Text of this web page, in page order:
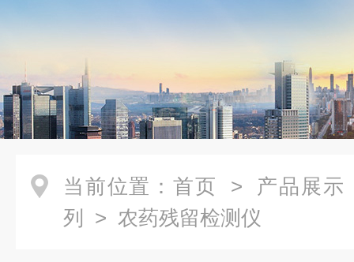
当前位置： 首页 > 产品展示
列
> 农药残留检测仪